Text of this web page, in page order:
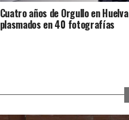
Cuatro años de Orgullo en Huelva
plasmados en 40 fotografías